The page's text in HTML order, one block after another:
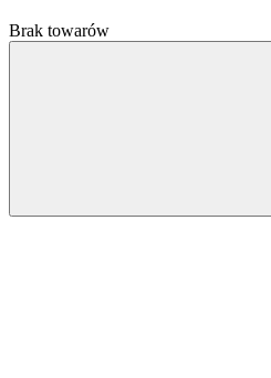
Brak towarów